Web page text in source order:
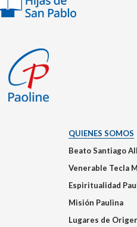
QUIENES SOMOS
Beato Santiago
Venerable Tecla
Espiritualidad
Misión Paulina
Lugares de